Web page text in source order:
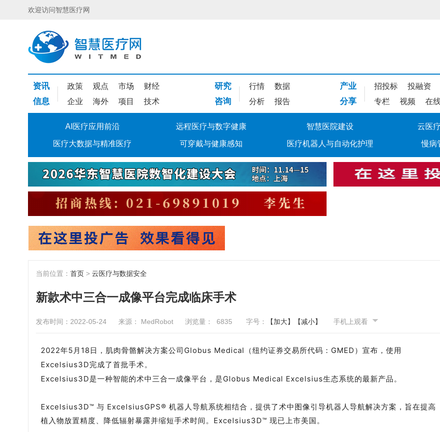
欢迎访问智慧医疗网
资讯 政策 观点 市场 财经
信息 企业 海外 项目 技术
研究 行情 数据
咨询 分析 报告
产业 招投标 投融资
分享 专栏 视频 在
AI医疗应用前沿 远程医疗与数字健康 智慧医院建设 云医
医疗大数据与精准医疗 可穿戴与健康感知 医疗机器人与自动化护理 慢病
当前位置： 首页 > 云医疗与数据安全
新款术中三合一成像平台完成临床手术
发布时间：2022-05-24 来源： MedRobot 浏览量： 6835 字号： 【加大】 【减小】 手机上观看
2022年5月18日，肌肉骨骼解决方案公司Globus Medical（纽约证券交易所代码：GMED）宣布，使用
Excelsius3D完成了首批手术。
Excelsius3D是一种智能的术中三合一成像平台，是Globus Medical Excelsius生态系统的最新产品。
Excelsius3D™ 与 ExcelsiusGPS® 机器人导航系统相结合，提供了术中图像引导机器人导航解决方案，旨在提高
植入物放置精度、降低辐射暴露并缩短手术时间。Excelsius3D™ 现已上市美国。